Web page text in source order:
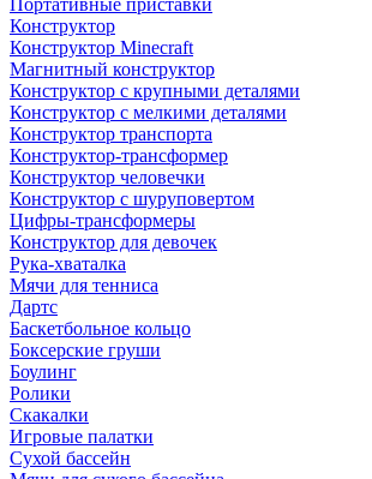
Портативные приставки
Конструктор
Конструктор Minecraft
Магнитный конструктор
Конструктор с крупными деталями
Конструктор с мелкими деталями
Конструктор транспорта
Конструктор-трансформер
Конструктор человечки
Конструктор с шуруповертом
Цифры-трансформеры
Конструктор для девочек
Рука-хваталка
Мячи для тенниса
Дартс
Баскетбольное кольцо
Боксерские груши
Боулинг
Ролики
Скакалки
Игровые палатки
Сухой бассейн